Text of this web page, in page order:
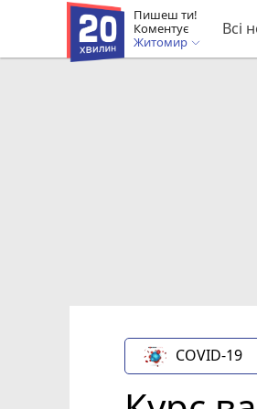
Пишеш ти!
Коментує
Житомир
Всі
COVID-19